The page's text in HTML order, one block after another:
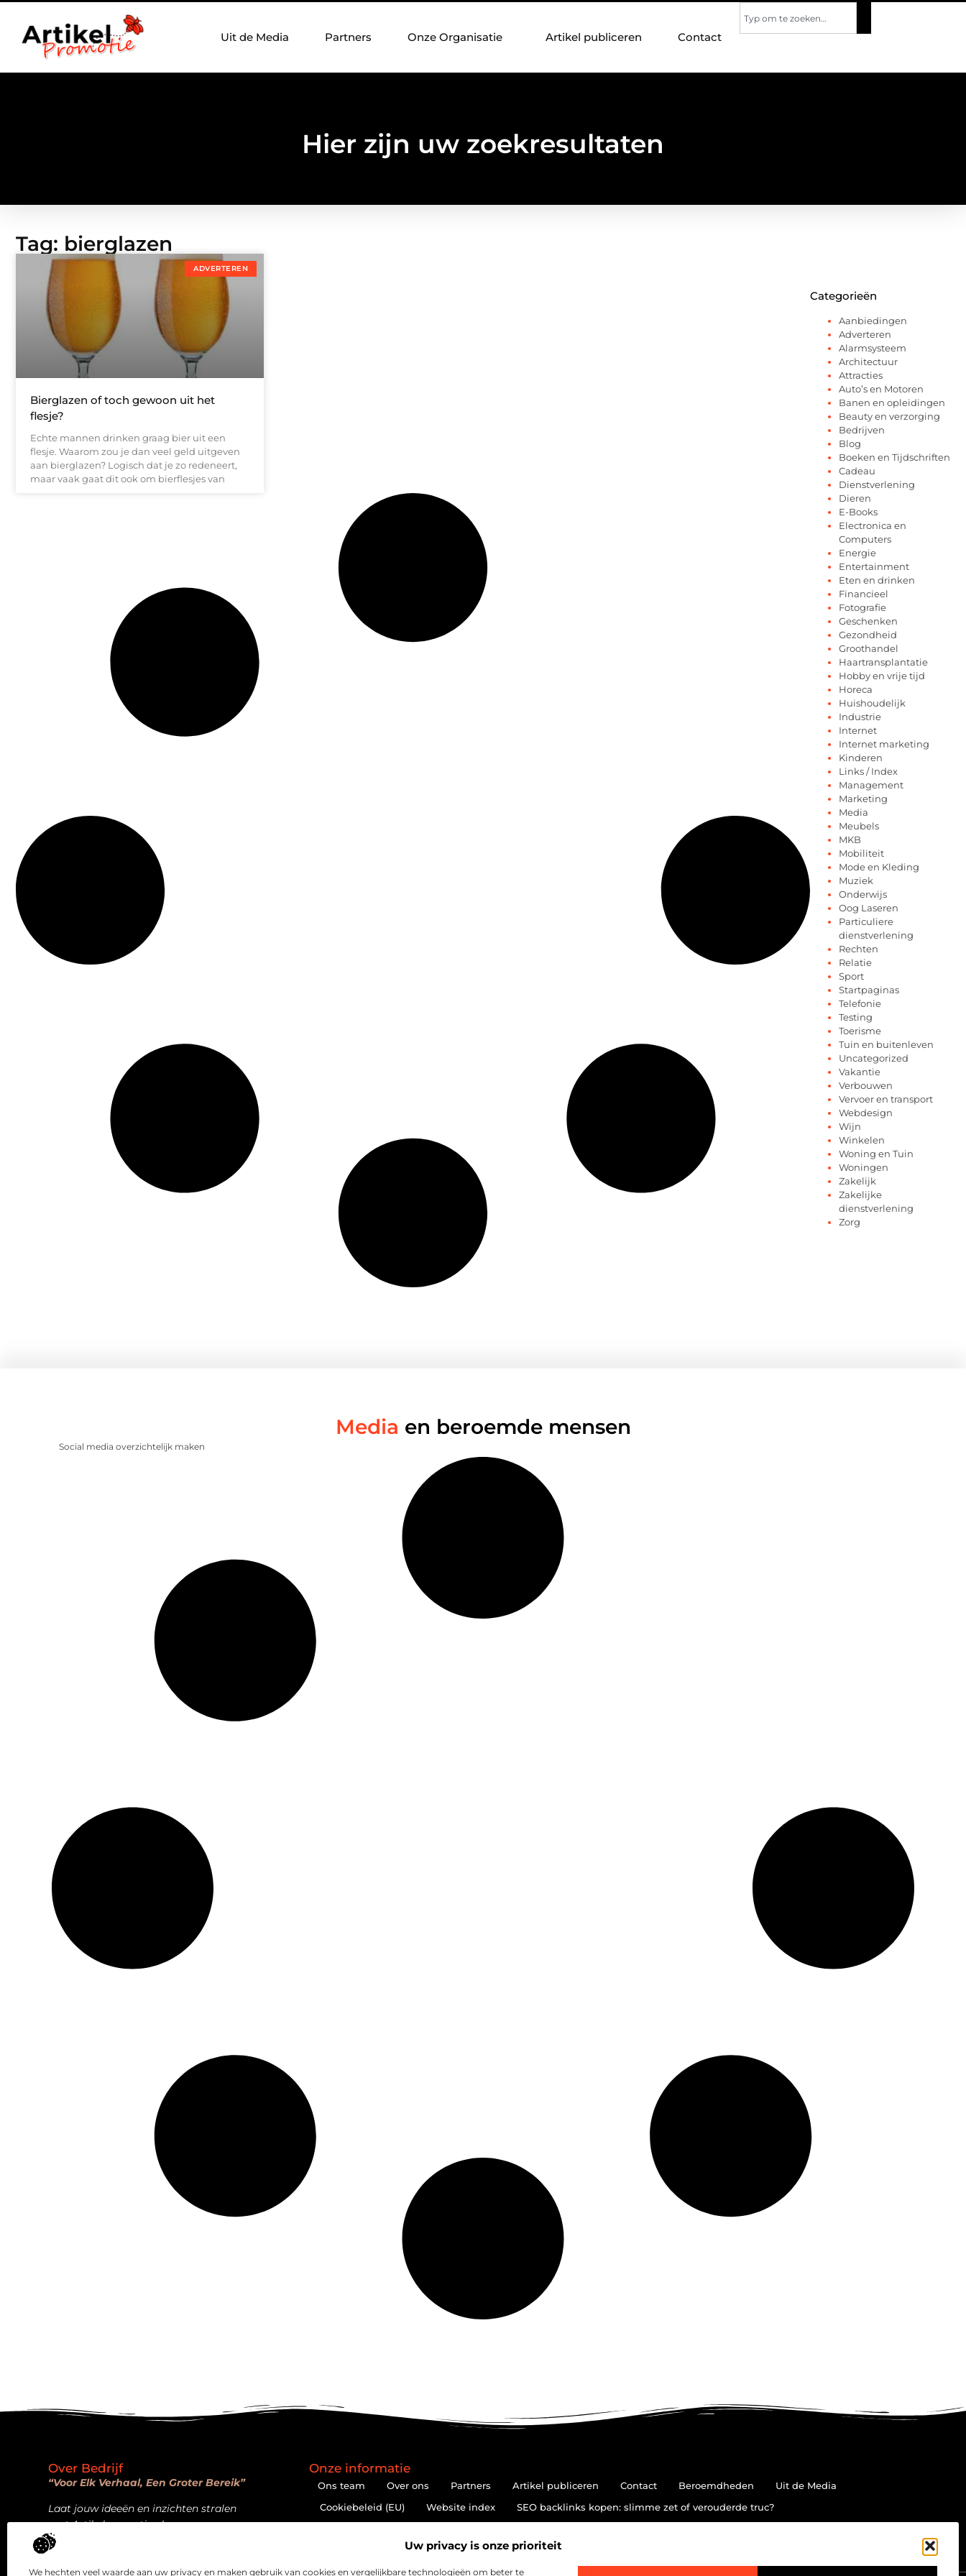
Uw privacy is onze prioriteit
We hechten veel waarde aan uw privacy en maken gebruik van cookies en vergelijkbare technologieën om beter te
Uit de Media Partners Onze Organisatie Artikel publiceren Contact
Hier zijn uw zoekresultaten
Tag: bierglazen
ADVERTEREN
Bierglazen of toch gewoon uit het
flesje?
Echte mannen drinken graag bier uit een
flesje. Waarom zou je dan veel geld uitgeven
aan bierglazen? Logisch dat je zo redeneert,
maar vaak gaat dit ook om bierflesjes van
Categorieën
Aanbiedingen
Adverteren
Alarmsysteem
Architectuur
Attracties
Auto’s en Motoren
Banen en opleidingen
Beauty en verzorging
Bedrijven
Blog
Boeken en Tijdschriften
Cadeau
Dienstverlening
Dieren
E-Books
Electronica en
Computers
Energie
Entertainment
Eten en drinken
Financieel
Fotografie
Geschenken
Gezondheid
Groothandel
Haartransplantatie
Hobby en vrije tijd
Horeca
Huishoudelijk
Industrie
Internet
Internet marketing
Kinderen
Links / Index
Management
Marketing
Media
Meubels
MKB
Mobiliteit
Mode en Kleding
Muziek
Onderwijs
Oog Laseren
Particuliere
dienstverlening
Rechten
Relatie
Sport
Startpaginas
Telefonie
Testing
Toerisme
Tuin en buitenleven
Uncategorized
Vakantie
Verbouwen
Vervoer en transport
Webdesign
Wijn
Winkelen
Woning en Tuin
Woningen
Zakelijk
Zakelijke
dienstverlening
Zorg
Media en beroemde mensen
Social media overzichtelijk maken
Over Bedrijf
“Voor Elk Verhaal, Een Groter Bereik”
Laat jouw ideeën en inzichten stralen
met Artikelpromotie.nl.
Onze informatie
Ons team Over ons Partners Artikel publiceren Contact Beroemdheden
Uit de Media
Cookiebeleid (EU)
Website index
SEO backlinks kopen: slimme zet of verouderde truc?